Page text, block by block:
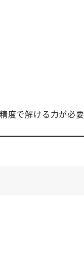
で解ける力が必要